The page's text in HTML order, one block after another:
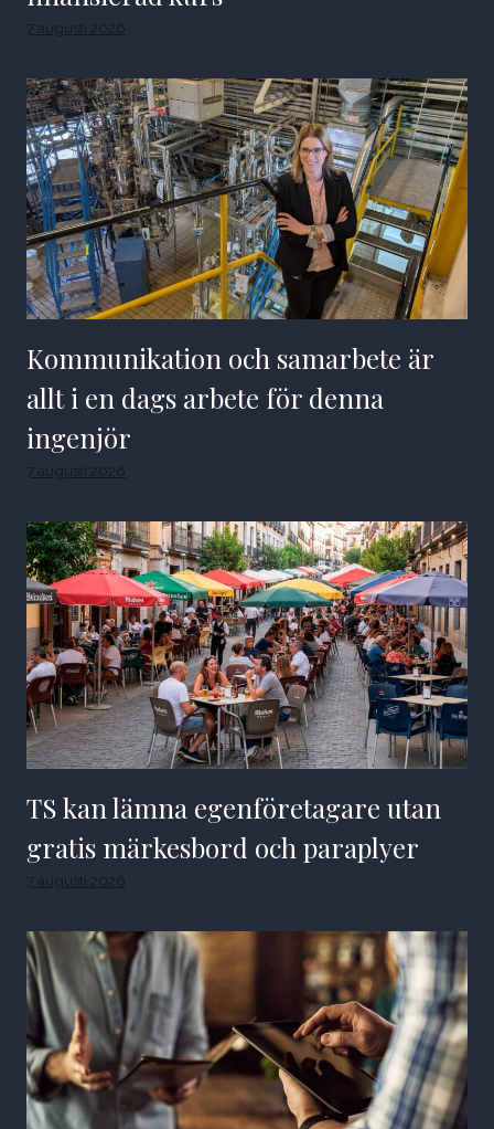
7 augusti 2026
Kommunikation och samarbete är
allt i en dags arbete för denna
ingenjör
7 augusti 2026
TS kan lämna egenföretagare utan
gratis märkesbord och paraplyer
7 augusti 2026